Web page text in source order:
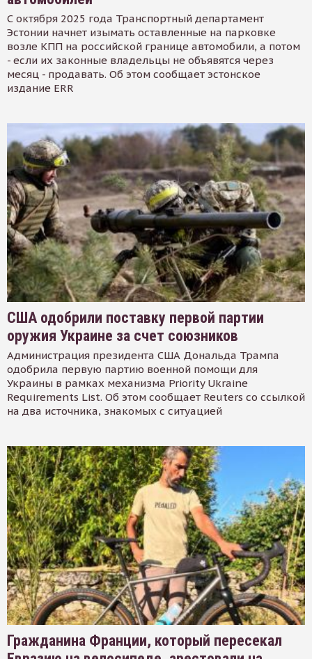
С октября 2025 года Транспортный департамент
Эстонии начнет изымать оставленные на парковке
возле КПП на российской границе автомобили, а потом
- если их законные владельцы не объявятся через
месяц - продавать. Об этом сообщает эстонское
издание ERR
США одобрили поставку первой партии
оружия Украине за счет союзников
Администрация президента США Дональда Трампа
одобрила первую партию военной помощи для
Украины в рамках механизма Priority Ukraine
Requirements List. Об этом сообщает Reuters со ссылкой
на два источника, знакомых с ситуацией
Гражданина Франции, который пересекал